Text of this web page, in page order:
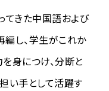
てきた中国語および
し、学生がこれか
身につけ、分断と
い手として活躍す